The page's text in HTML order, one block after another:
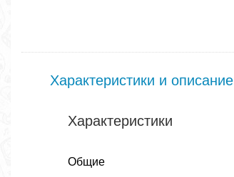
Характеристики и описание
Характеристики
Общие